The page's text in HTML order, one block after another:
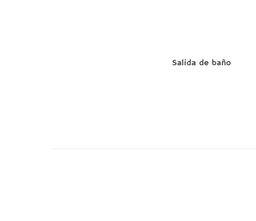
Salida de baño